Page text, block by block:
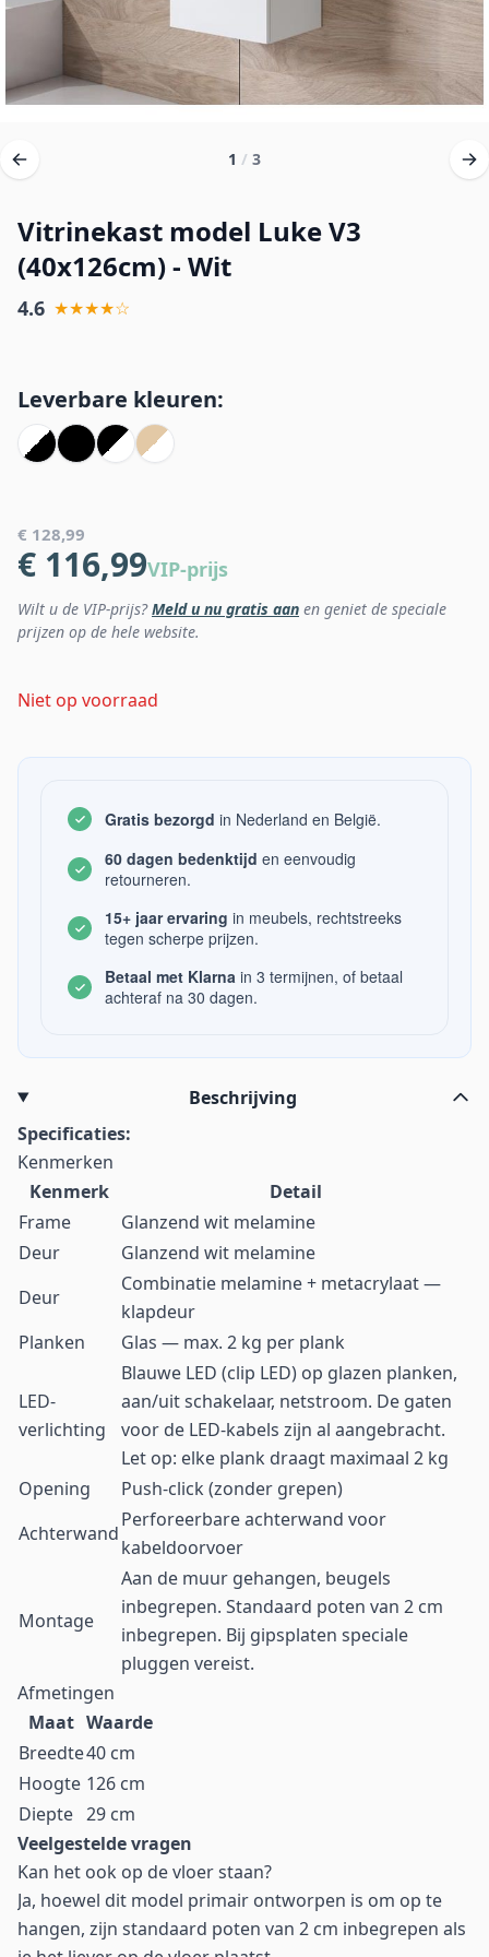
1 / 3
Vitrinekast model Luke V3
(40x126cm) - Wit
4.6 ★★★★☆
Leverbare kleuren:
€ 128,99
€ 116,99VIP-prijs
Wilt u de VIP-prijs?Meld u nu gratis aan en geniet de speciale
prijzen op de hele website.
Niet op voorraad
Gratis bezorgd in Nederland en België.
60 dagen bedenktijd en eenvoudig
retourneren.
15+ jaar ervaring in meubels, rechtstreeks
tegen scherpe prijzen.
Betaal met Klarna in 3 termijnen, of betaal
achteraf na 30 dagen.
Beschrijving
Specificaties:
Kenmerken
Kenmerk
Detail
Frame
Glanzend wit melamine
Deur
Glanzend wit melamine
Deur
Combinatie melamine + metacrylaat —
klapdeur
Planken
Glas — max. 2 kg per plank
LED-
verlichting
Blauwe LED (clip LED) op glazen planken,
aan/uit schakelaar, netstroom. De gaten
voor de LED-kabels zijn al aangebracht.
Let op: elke plank draagt maximaal 2 kg
Opening
Push-click (zonder grepen)
Achterwand
Perforeerbare achterwand voor
kabeldoorvoer
Montage
Aan de muur gehangen, beugels
inbegrepen. Standaard poten van 2 cm
inbegrepen. Bij gipsplaten speciale
pluggen vereist.
Afmetingen
Maat Waarde
Breedte40 cm
Hoogte 126 cm
Diepte 29 cm
Veelgestelde vragen
Kan het ook op de vloer staan?
Ja, hoewel dit model primair ontworpen is om op te
hangen, zijn standaard poten van 2 cm inbegrepen als